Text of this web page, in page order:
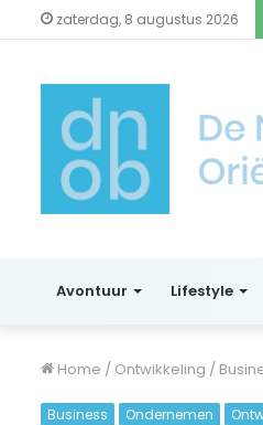
zaterdag, 8 augustus 2026
Avontuur Lifestyle
Home / Ontwikkeling /
Business Ondernemen